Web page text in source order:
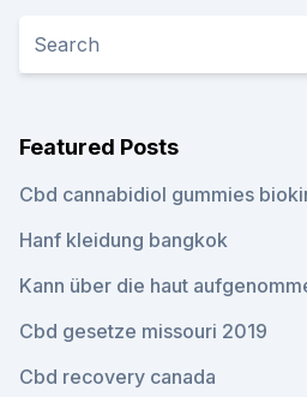
Featured Posts
Cbd cannabidiol gummies
Hanf kleidung bangkok
Kann über die haut
Cbd gesetze missouri 2019
Cbd recovery canada